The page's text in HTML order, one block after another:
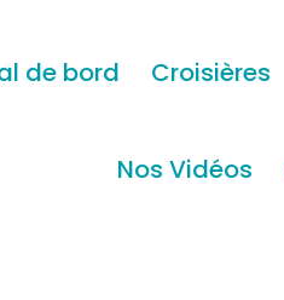
de bord Croisières
Nos Vidéos